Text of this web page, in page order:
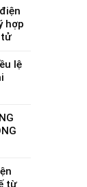
hợp
tử
lệ
từ